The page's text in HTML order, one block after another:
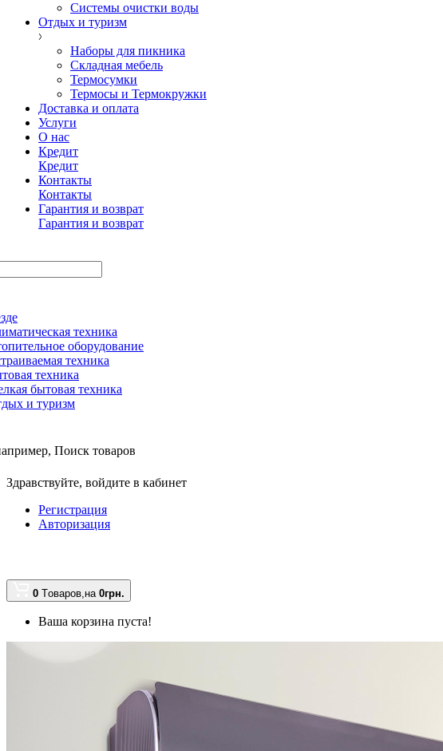
Системы очистки воды
Отдых и туризм
Наборы для пикника
Складная мебель
Термосумки
Термосы и Термокружки
Доставка и оплата
Услуги
О нас
Кредит
Кредит
Контакты
Контакты
Гарантия и возврат
Гарантия и возврат
техника
оборудование
техника
техника
бытовая техника
и туризм
Поиск товаров
Здравствуйте, войдите в кабинет
Регистрация
Авторизация
0 Tоваров,на 0грн.
Ваша корзина пуста!